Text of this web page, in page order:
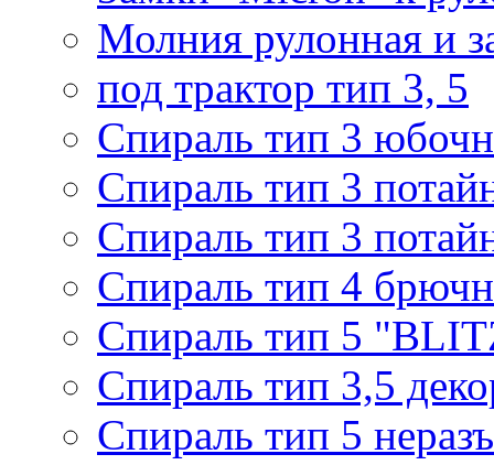
Молния рулонная и
под трактор тип 3, 5
Спираль тип 3
Спираль тип 3
Спираль тип 3
Спираль тип 4
Спираль тип 5
Спираль тип 3,5
Спираль тип 5